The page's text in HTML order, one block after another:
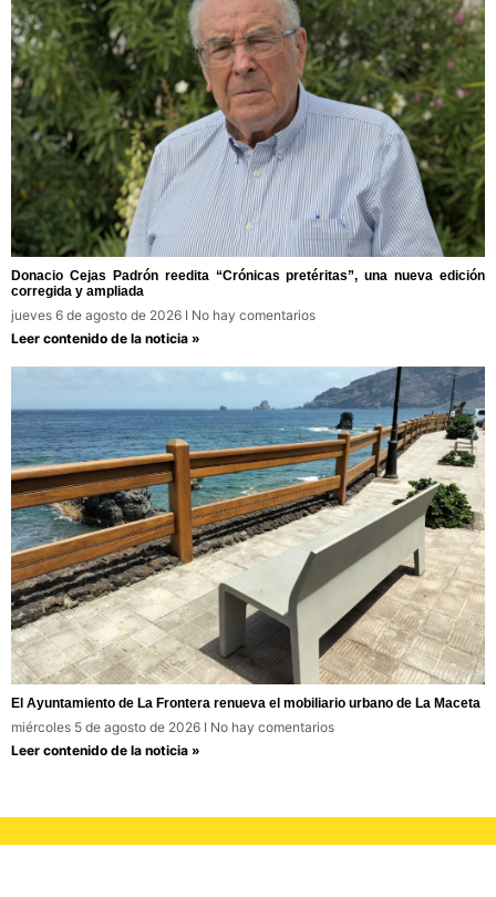
Donacio Cejas Padrón reedita “Crónicas pretéritas”, una nueva edición
corregida y ampliada
jueves 6 de agosto de 2026
No hay comentarios
Leer contenido de la noticia »
El Ayuntamiento de La Frontera renueva el mobiliario urbano de La Maceta
miércoles 5 de agosto de 2026
No hay comentarios
Leer contenido de la noticia »